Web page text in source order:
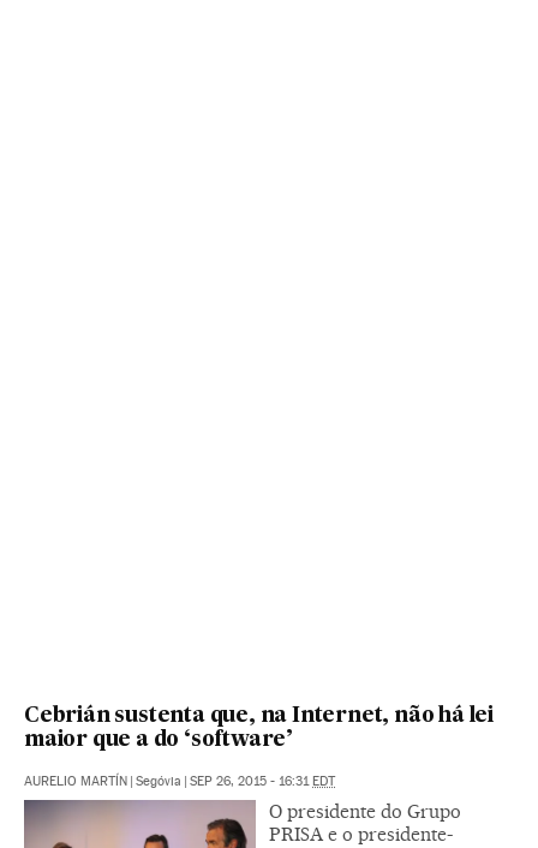
Cebrián sustenta que, na Internet, não há lei
maior que a do ‘software’
AURELIO MARTÍN | Segóvia | SEP 26, 2015 - 16:31EDT
O presidente do Grupo
PRISA e o presidente-